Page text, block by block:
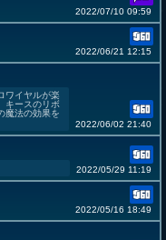
2022/07/10 09:59
2022/06/21 12:15
ワイヤルが楽
キースのリボ
魔法の効果を
2022/06/02 21:40
2022/05/29 11:19
2022/05/16 18:49